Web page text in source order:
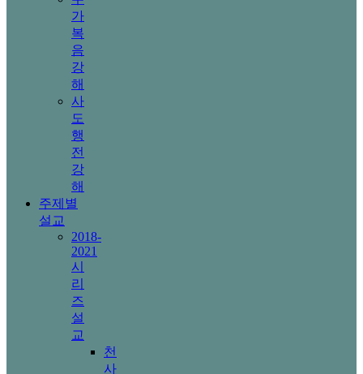
가
복
음
강
해
사
도
행
전
강
해
주제별
설교
2018-
2021
시
리
즈
설
교
천
사